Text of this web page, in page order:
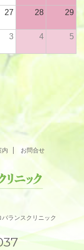
27 28 29
3 4 5
内 お問合せ
ランスクリニック